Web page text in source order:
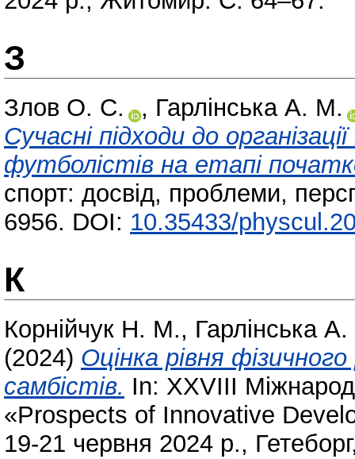
З
Злов О. С. , Гарлінська А. М.
Сучасні підходи до
футболістів на етапі
спорт: досвід, проблеми,
6956. DOI: 10.35433/
К
Корнійчук Н. М., Гарлінська
(2024) Оцінка рівня
самбістів. In: XXVІІІ
«Prospects of Innovative
19-21 червня 2024 р.,